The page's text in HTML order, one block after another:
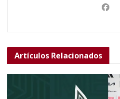
Artículos Relacionados